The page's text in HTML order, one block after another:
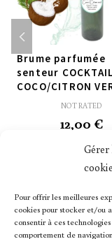
Gérer
Pour offrir les meilleures
cookies pour stocker et/ou
consentir à ces
comportement de
Brume parfumée
senteur COCKTAIL
COCO/CITRON
NOT RATED
12,00€